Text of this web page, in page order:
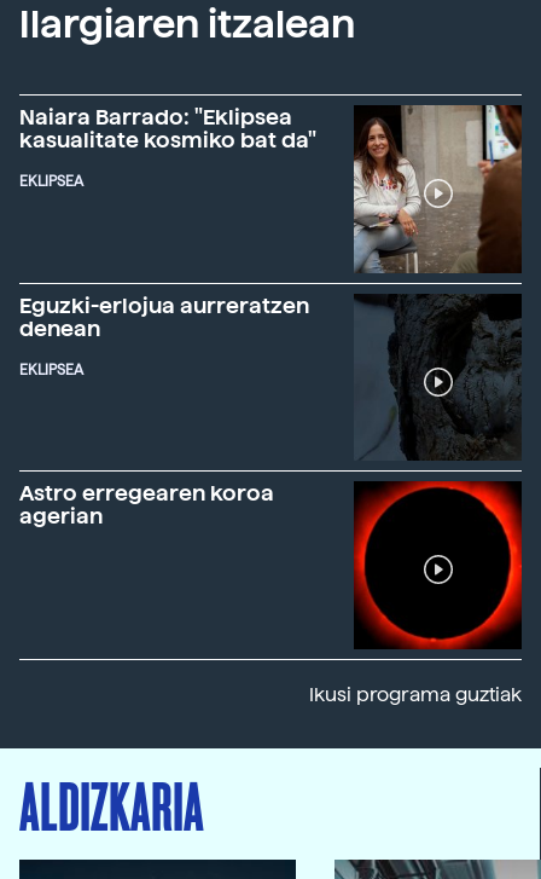
Ilargiaren itzalean
Naiara Barrado: "Eklipsea
kasualitate kosmiko bat da"
EKLIPSEA
Eguzki-erlojua aurreratzen
denean
EKLIPSEA
Astro erregearen koroa
agerian
Ikusi programa guztiak
ALDIZKARIA